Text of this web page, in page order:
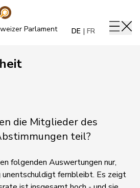
Parlament DE FR
die Mitglieder des
teil?
folgenden Auswertungen nur,
fernbleibt. Es zeigt